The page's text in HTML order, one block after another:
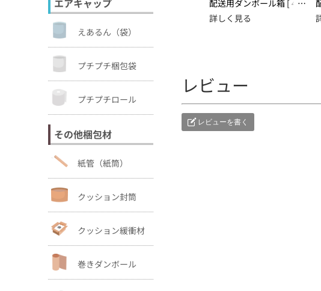
エアキャップ
えあるん（袋）
プチプチ梱包袋
プチプチロール
その他梱包材
紙管（紙筒）
クッション封筒
クッション緩衝材
巻きダンボール
配送用ダンボール箱 [ 44
×34×19cm ]
詳しく見る
レビュー
レビューを書く